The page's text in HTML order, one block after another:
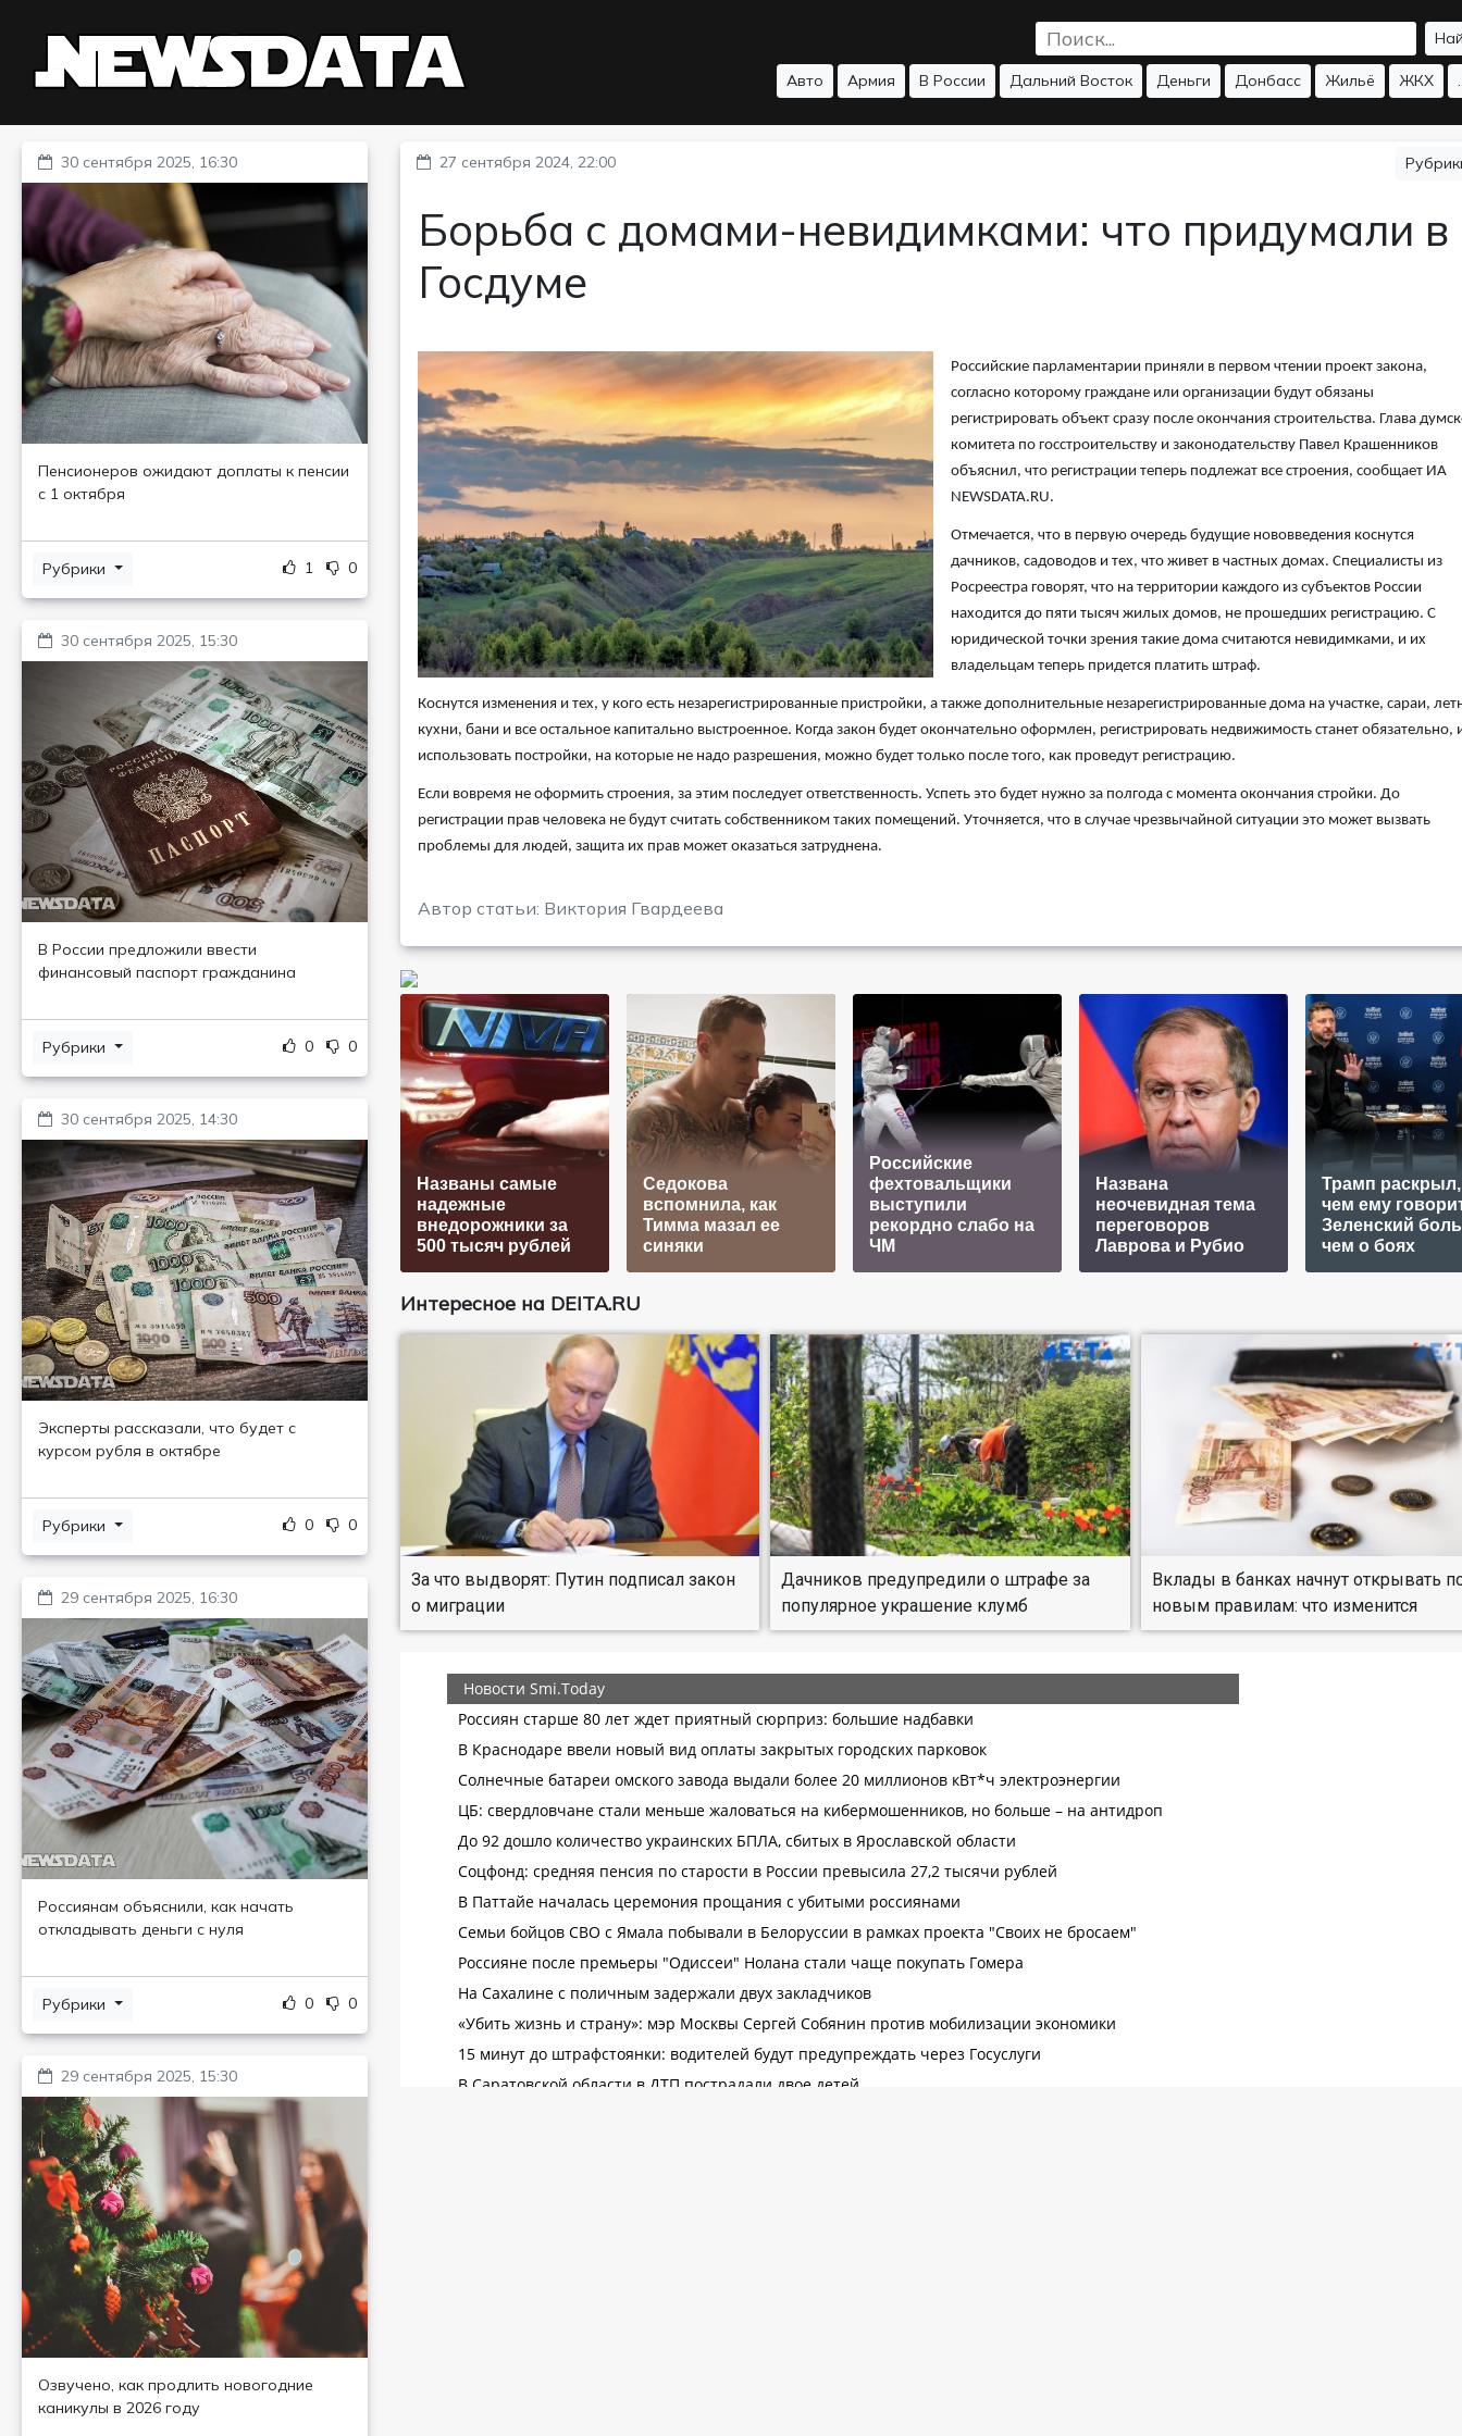
Авто Армия В России Дальний Восток Деньги Донбасс Жильё ЖКХ
30 сентября 2025, 16:30
Пенсионеров ожидают доплаты к пенсии
с 1 октября
Рубрики 1 0
30 сентября 2025, 15:30
В России предложили ввести
финансовый паспорт гражданина
Рубрики 0 0
30 сентября 2025, 14:30
Эксперты рассказали, что будет с
курсом рубля в октябре
Рубрики 0 0
29 сентября 2025, 16:30
Россиянам объяснили, как начать
откладывать деньги с нуля
Рубрики 0 0
29 сентября 2025, 15:30
Озвучено, как продлить новогодние
каникулы в 2026 году
27 сентября 2024, 22:00
Борьба с домами-невидимками: что придумали в
Госдуме
Российские парламентарии приняли в первом чтении проект закона,
согласно которому граждане или организации будут обязаны
регистрировать объект сразу после окончания строительства. Глава
комитета по госстроительству и законодательству Павел Крашенников
объяснил, что регистрации теперь подлежат все строения, сообщает ИА
NEWSDATA.RU.
Отмечается, что в первую очередь будущие нововведения коснутся
дачников, садоводов и тех, что живет в частных домах. Специалисты из
Росреестра говорят, что на территории каждого из субъектов России
находится до пяти тысяч жилых домов, не прошедших регистрацию. С
юридической точки зрения такие дома считаются невидимками, и их
владельцам теперь придется платить штраф.
Коснутся изменения и тех, у кого есть незарегистрированные пристройки, а также дополнительные незарегистрированные дома на участке, сараи,
кухни, бани и все остальное капитально выстроенное. Когда закон будет окончательно оформлен, регистрировать недвижимость станет обязательно,
использовать постройки, на которые не надо разрешения, можно будет только после того, как проведут регистрацию.
Если вовремя не оформить строения, за этим последует ответственность. Успеть это будет нужно за полгода с момента окончания стройки. До
регистрации прав человека не будут считать собственником таких помещений. Уточняется, что в случае чрезвычайной ситуации это может вызвать
проблемы для людей, защита их прав может оказаться затруднена.
Автор статьи: Виктория Гвардеева
Названы самые
надежные
внедорожники за
500 тысяч рублей
Седокова
вспомнила, как
Тимма мазал ее
синяки
Российские
фехтовальщики
выступили
рекордно слабо на
ЧМ
Названа
неочевидная тема
переговоров
Лаврова и Рубио
Трамп
чем ему
Зеленский
чем о боях
Интересное на DEITA.RU
За что выдворят: Путин подписал закон
о миграции
Дачников предупредили о штрафе за
популярное украшение клумб
Вклады в банках начнут открывать
новым правилам: что изменится